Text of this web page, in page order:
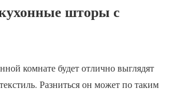
шторы с
комнате будет отлично выглядят
Разниться он может по таким